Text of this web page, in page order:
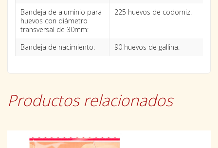
Bandeja de aluminio para
huevos con diámetro
transversal de 30mm:
225 huevos de codorniz.
Bandeja de nacimiento: 90 huevos de gallina.
Productos relacionados